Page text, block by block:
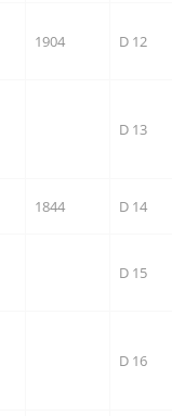
1904 D 12
D 13
1844 D 14
D 15
D 16